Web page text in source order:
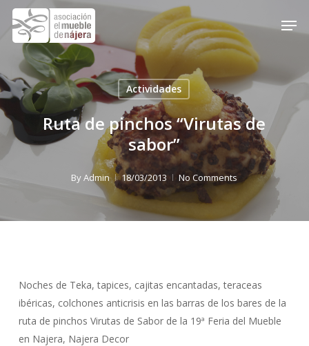
Skip
main
content
Actividades
Ruta de pinchos “Virutas de
sabor”
ByAdmin 18/03/2013 No Comments
Noches de Teka, tapices, cajitas encantadas, teraceas
ibéricas, colchones anticrisis en las barras de los bares de la
ruta de pinchos Virutas de Sabor de la 19ª Feria del Mueble
en Najera, Najera Decor